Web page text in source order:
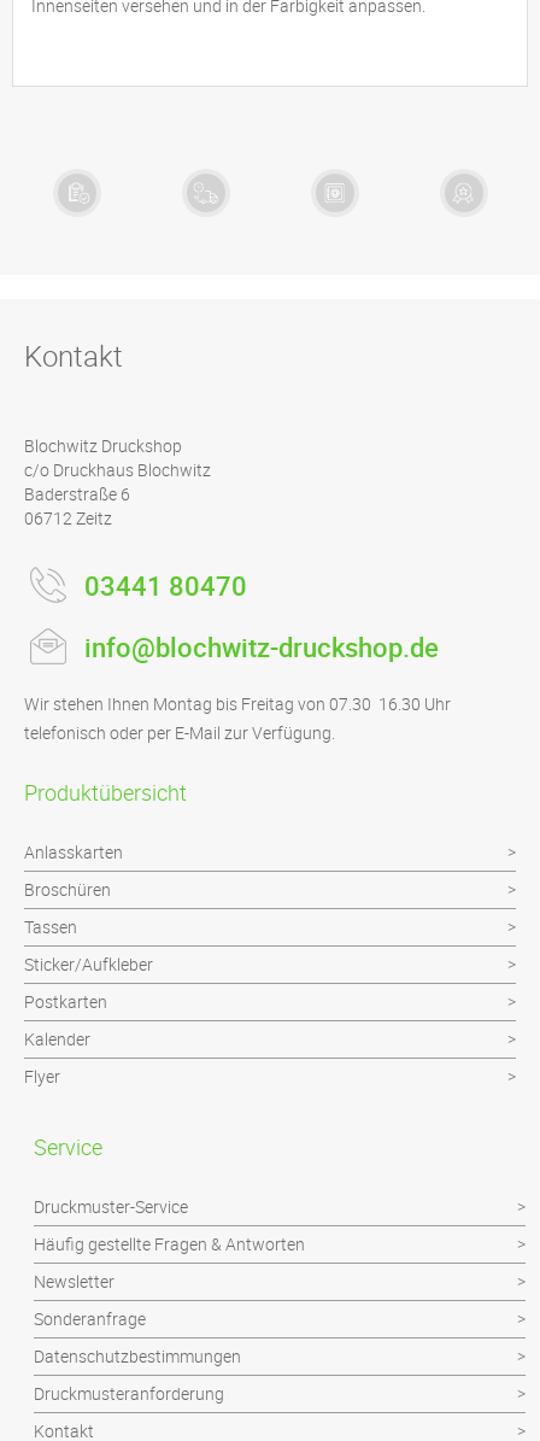
Innenseiten versehen und in der Farbigkeit anpassen.
Kontakt
Blochwitz Druckshop
c/o Druckhaus Blochwitz
Baderstraße 6
06712 Zeitz
03441 80470
info@blochwitz-druckshop.de
Wir stehen Ihnen Montag bis Freitag von 07.30  16.30 Uhr
telefonisch oder per E-Mail zur Verfügung.
Produktübersicht
Anlasskarten
Broschüren
Tassen
Sticker/Aufkleber
Postkarten
Kalender
Flyer
Service
Druckmuster-Service
Häufig gestellte Fragen & Antworten
Newsletter
Sonderanfrage
Datenschutzbestimmungen
Druckmusteranforderung
Kontakt